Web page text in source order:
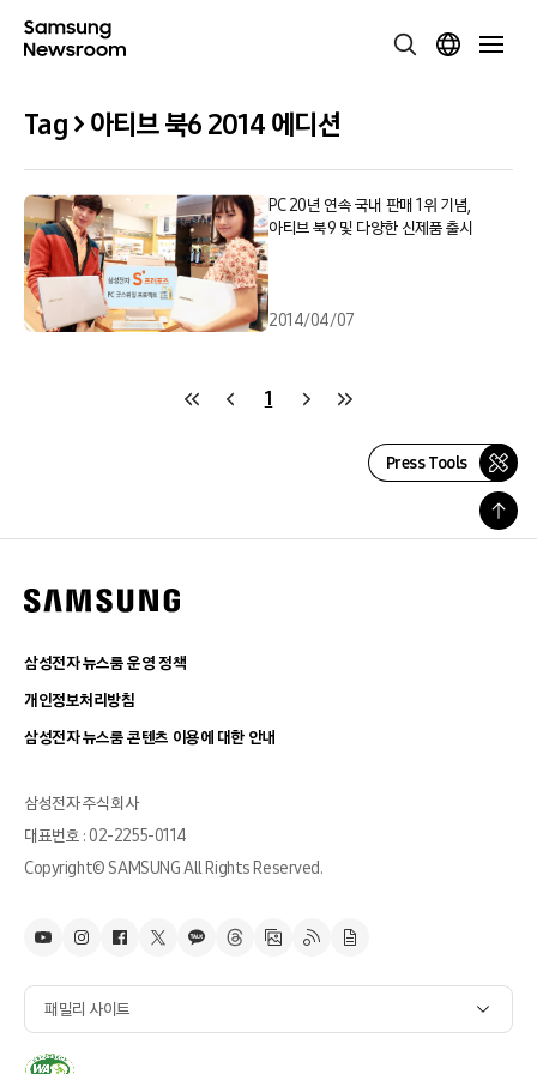
Tag > 아티브 북6 2014 에디션
PC 20년 연속 국내 판매 1위 기념,
아티브 북9 및 다양한 신제품 출시
2014/04/07
1
Press Tools
삼성전자 뉴스룸 운영 정책
개인정보처리방침
삼성전자 뉴스룸 콘텐츠 이용에 대한 안내
삼성전자 주식회사
대표번호 : 02-2255-0114
Copyright© SAMSUNG All Rights Reserved.
패밀리 사이트